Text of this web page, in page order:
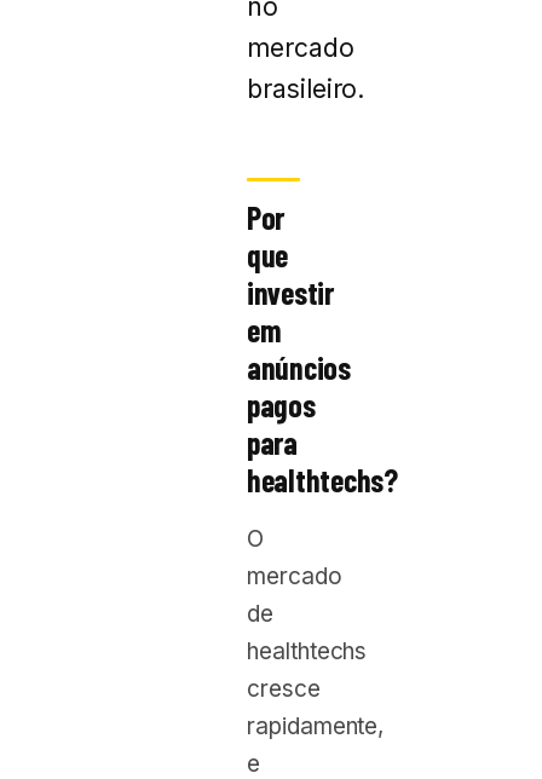
no
mercado
brasileiro.
Por
que
investir
em
anúncios
pagos
para
healthtechs?
O
mercado
de
healthtechs
cresce
rapidamente,
e